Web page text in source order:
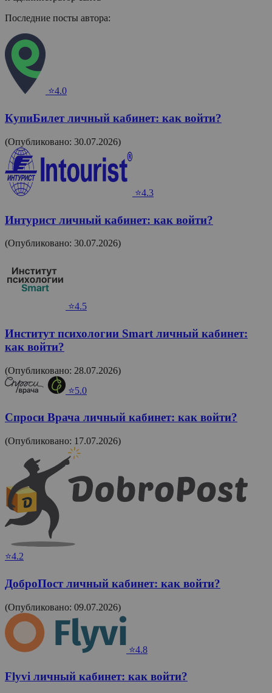
Последние посты автора:
⭐4.0
КупиБилет личный кабинет: как войти?
(Опубликовано: 30.07.2026)
⭐4.3
Интурист личный кабинет: как войти?
(Опубликовано: 30.07.2026)
⭐4.5
Институт психологии Smart личный кабинет:
как войти?
(Опубликовано: 28.07.2026)
⭐5.0
Спроси Врача личный кабинет: как войти?
(Опубликовано: 17.07.2026)
⭐4.2
ДоброПост личный кабинет: как войти?
(Опубликовано: 09.07.2026)
⭐4.8
Flyvi личный кабинет: как войти?